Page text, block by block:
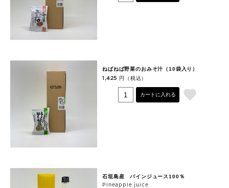
ねばねば野菜のおみそ汁（10袋入り）
1,425 円（税込）
カートに入れる
石垣島産 パインジュース100％
Pineapple juice